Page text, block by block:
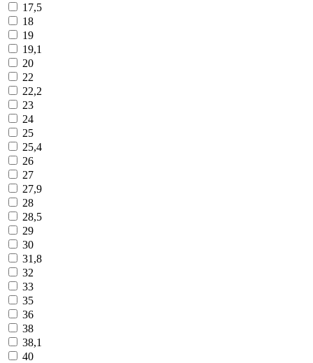
17,5
18
19
19,1
20
22
22,2
23
24
25
25,4
26
27
27,9
28
28,5
29
30
31,8
32
33
35
36
38
38,1
40